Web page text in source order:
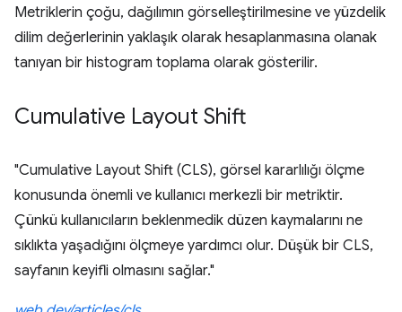
Metriklerin çoğu, dağılımın görselleştirilmesine ve yüzdelik
dilim değerlerinin yaklaşık olarak hesaplanmasına olanak
tanıyan bir histogram toplama olarak gösterilir.
Cumulative Layout Shift
"Cumulative Layout Shift (CLS), görsel kararlılığı ölçme
konusunda önemli ve kullanıcı merkezli bir metriktir.
Çünkü kullanıcıların beklenmedik düzen kaymalarını ne
sıklıkta yaşadığını ölçmeye yardımcı olur. Düşük bir CLS,
sayfanın keyifli olmasını sağlar."